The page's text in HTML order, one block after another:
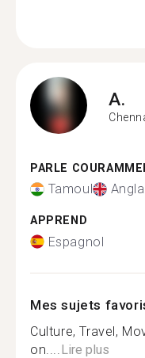
A.
PARLE
Tamoul
APPREND
Espagnol
Mes sujets
Culture, Travel,
on.... Lire plus